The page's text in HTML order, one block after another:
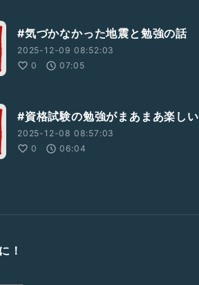
#気づかなかった地震と勉強の話
2025-12-09 08:52:03
0
07:05
#資格試験の勉強がまあまあ楽しい
2025-12-08 08:57:03
0
06:04
！